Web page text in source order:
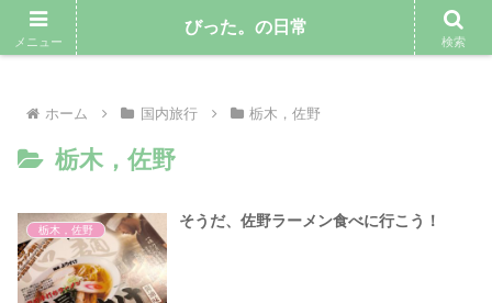
気ままにゆるりと暮らしていきたい専業主婦のブログ
ホーム 国内旅行 栃木，佐野
栃木，佐野
栃木，佐野
そうだ、佐野ラーメン食べに行こう！
メニュー
びった。の日常
検索